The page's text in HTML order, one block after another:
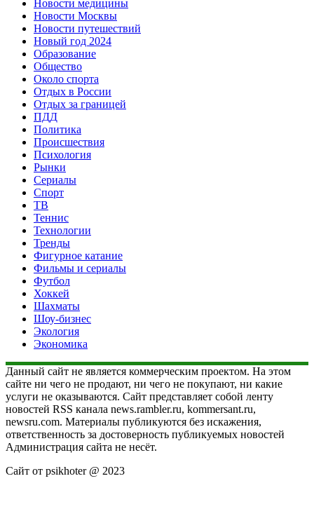
Новости медицины
Новости Москвы
Новости путешествий
Новый год 2024
Образование
Общество
Около спорта
Отдых в России
Отдых за границей
ПДД
Политика
Происшествия
Психология
Рынки
Сериалы
Спорт
ТВ
Теннис
Технологии
Тренды
Фигурное катание
Фильмы и сериалы
Футбол
Хоккей
Шахматы
Шоу-бизнес
Экология
Экономика
Данный сайт не является коммерческим проектом. На этом
сайте ни чего не продают, ни чего не покупают, ни какие
услуги не оказываются. Сайт представляет собой ленту
новостей RSS канала news.rambler.ru, kommersant.ru,
newsru.com. Материалы публикуются без искажения,
ответственность за достоверность публикуемых новостей
Администрация сайта не несёт.
Сайт от psikhoter @ 2023